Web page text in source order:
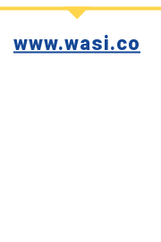
www.wasi.co